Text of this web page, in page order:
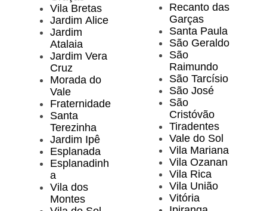
Vila Bretas
Jardim Alice
Jardim
Atalaia
Jardim Vera
Cruz
Morada do
Vale
Fraternidade
Santa
Terezinha
Jardim Ipê
Esplanada
Esplanadinh
a
Vila dos
Montes
Recanto das
Garças
Santa Paula
São Geraldo
São
Raimundo
São Tarcísio
São José
São
Cristóvão
Tiradentes
Vale do Sol
Vila Mariana
Vila Ozanan
Vila Rica
Vila União
Vitória